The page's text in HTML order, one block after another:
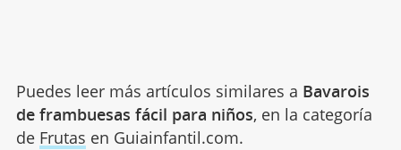
Puedes leer más artículos similares a Bavarois
de frambuesas fácil para niños, en la categoría
de Frutas en Guiainfantil.com.